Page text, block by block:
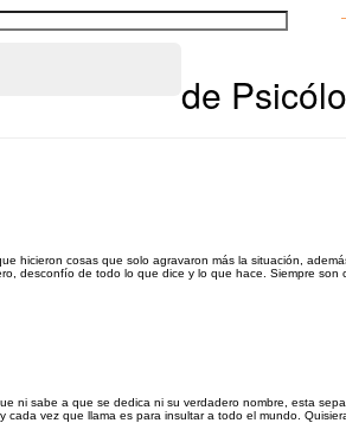
de
hicieron cosas que solo agravaron más la situación,
desconfío de todo lo que dice y lo que hace. Siempre son
ni sabe a que se dedica ni su verdadero nombre, esta
vez que llama es para insultar a todo el mundo.